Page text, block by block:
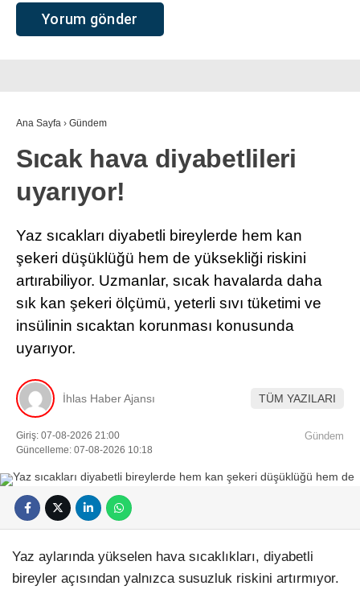
Ana Sayfa › Gündem
Sıcak hava diyabetlileri
uyarıyor!
Yaz sıcakları diyabetli bireylerde hem kan
şekeri düşüklüğü hem de yüksekliği riskini
artırabiliyor. Uzmanlar, sıcak havalarda daha
sık kan şekeri ölçümü, yeterli sıvı tüketimi ve
insülinin sıcaktan korunması konusunda
uyarıyor.
İhlas Haber Ajansı TÜM YAZILARI
Giriş: 07-08-2026 21:00
Güncelleme: 07-08-2026 10:18
Gündem
Yaz aylarında yükselen hava sıcaklıkları, diyabetli
bireyler açısından yalnızca susuzluk riskini artırmıyor.